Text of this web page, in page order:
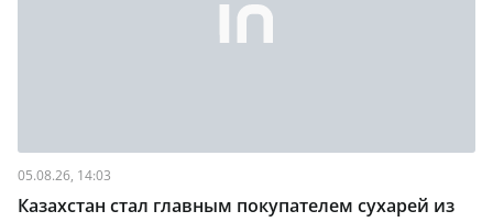
05.08.26, 14:03
Казахстан стал главным покупателем сухарей из